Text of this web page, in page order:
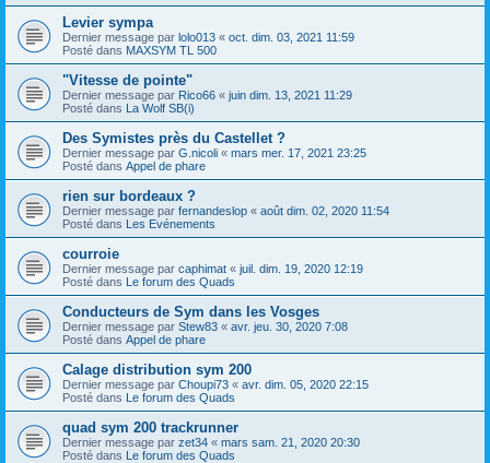
Levier sympa
Dernier message par lolo013 « oct. dim. 03, 2021 11:59
Posté dans MAXSYM TL 500
"Vitesse de pointe"
Dernier message par Rico66 « juin dim. 13, 2021 11:29
Posté dans La Wolf SB(i)
Des Symistes près du Castellet ?
Dernier message par G.nicoli « mars mer. 17, 2021 23:25
Posté dans Appel de phare
rien sur bordeaux ?
Dernier message par fernandeslop « août dim. 02, 2020 11:54
Posté dans Les Evénements
courroie
Dernier message par caphimat « juil. dim. 19, 2020 12:19
Posté dans Le forum des Quads
Conducteurs de Sym dans les Vosges
Dernier message par Stew83 « avr. jeu. 30, 2020 7:08
Posté dans Appel de phare
Calage distribution sym 200
Dernier message par Choupi73 « avr. dim. 05, 2020 22:15
Posté dans Le forum des Quads
quad sym 200 trackrunner
Dernier message par zet34 « mars sam. 21, 2020 20:30
Posté dans Le forum des Quads